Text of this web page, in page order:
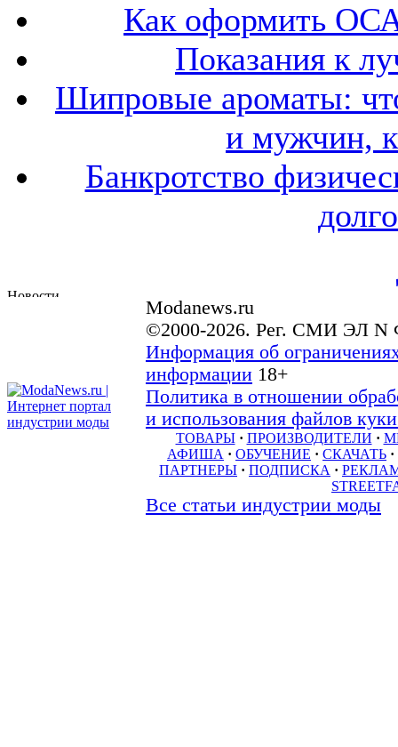
Как оформить
Показания к
Шипровые ароматы:
и мужчин,
Банкротство
Modanews.ru
©2000-2026. Рег. СМИ ЭЛ N
Информация об
информации 18+
Политика в отношении
и использования файлов
ТОВАРЫ · ПРОИЗВОДИТЕЛИ ·
АФИША · ОБУЧЕНИЕ · СКАЧАТЬ ·
ПАРТНЕРЫ · ПОДПИСКА ·
Все статьи индустрии моды